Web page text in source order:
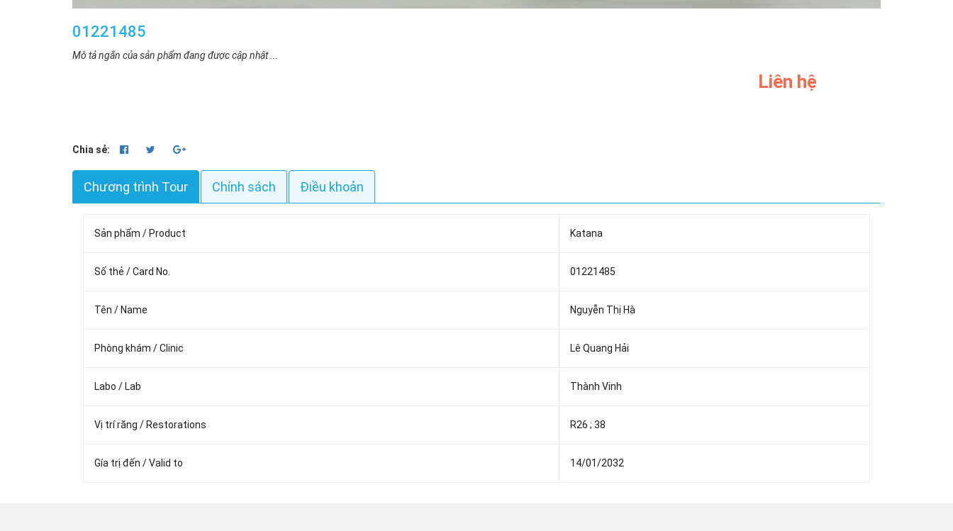
01221485
Mô tả ngắn của sản phẩm đang được cập nhật ...
Liên hệ
Chia sẻ:
Chương trình Tour Chính sách Điều khoản
Sản phẩm / Product Katana
Số thẻ / Card No. 01221485
Tên / Name Nguyễn Thị Hà
Phòng khám / Clinic Lê Quang Hải
Labo / Lab Thành Vinh
Vị trí răng / Restorations R26 ; 38
Gía trị đến / Valid to 14/01/2032